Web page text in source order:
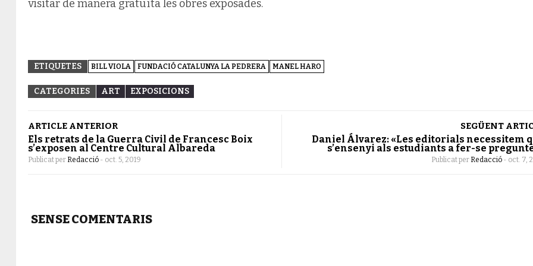
visitar de manera gratuïta les obres exposades.
ETIQUETES BILL VIOLA FUNDACIÓ CATALUNYA LA PEDRERA MANEL HARO
CATEGORIES ART EXPOSICIONS
ARTICLE ANTERIOR
Els retrats de la Guerra Civil de Francesc Boix
s’exposen al Centre Cultural Albareda
Publicat per Redacció - oct. 5, 2019
SEGÜENT
Daniel Álvarez: «Les editorials necessitem
s’ensenyi als estudiants a fer-se
Publicat per Redacció - oct. 7,
SENSE COMENTARIS